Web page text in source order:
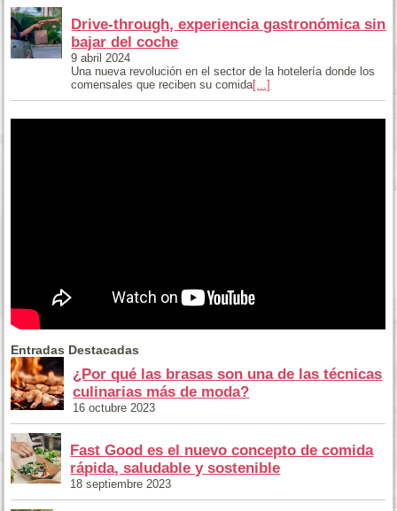
Drive-through, experiencia gastronómica sin
bajar del coche
9 abril 2024
Una nueva revolución en el sector de la hotelería donde los
comensales que reciben su comida[...]
Entradas Destacadas
¿Por qué las brasas son una de las técnicas
culinarias más de moda?
16 octubre 2023
Fast Good es el nuevo concepto de comida
rápida, saludable y sostenible
18 septiembre 2023